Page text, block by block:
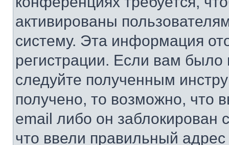
активированы
систему. Эта информация
регистрации. Если вам
следуйте полученным
получено, то возможно, что
email либо он
что ввели правильный адрес